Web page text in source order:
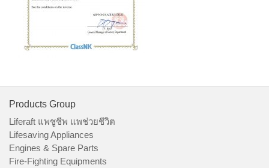
Products Group
Liferaft แพชูชีพ แพช่วยชีวิต
Lifesaving Appliances
Engines & Spare Parts
Fire-Fighting Equipments